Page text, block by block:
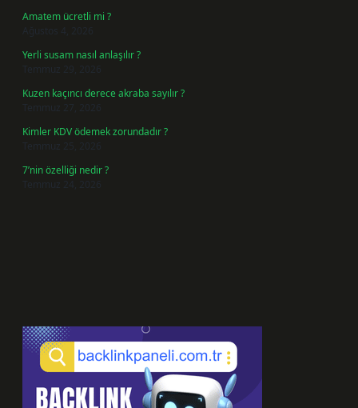
Amatem ücretli mi ?
Ağustos 4, 2026
Yerli susam nasıl anlaşılır ?
Temmuz 29, 2026
Kuzen kaçıncı derece akraba sayılır ?
Temmuz 27, 2026
Kimler KDV ödemek zorundadır ?
Temmuz 25, 2026
7’nin özelliği nedir ?
Temmuz 24, 2026